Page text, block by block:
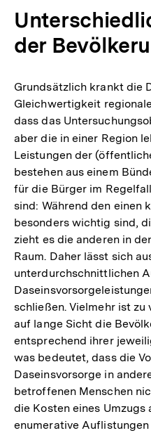
der
Grundsätzlich krankt die
Gleichwertigkeit
dass das
aber die in einer Region
Leistungen der
bestehen aus einem
für die Bürger im
sind: Während den einen
besonders wichtig sind,
zieht es die anderen in
Raum. Daher lässt sich
unterdurchschnittlichen
schließen. Vielmehr ist
auf lange Sicht die
entsprechend ihrer
was bedeutet, dass die
Daseinsvorsorge in
betroffenen Menschen
die Kosten eines Umzugs
enumerative